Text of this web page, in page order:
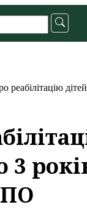
реабілітацію
3